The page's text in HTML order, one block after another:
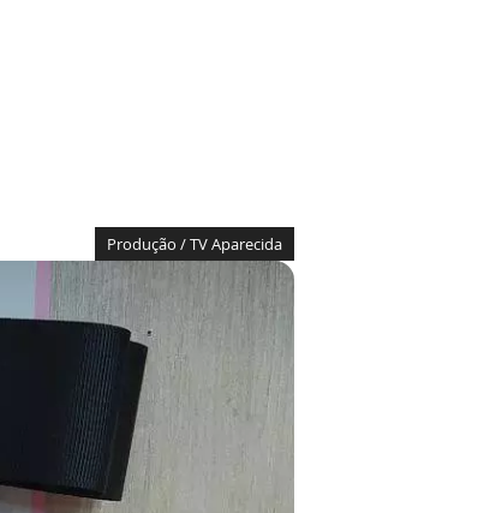
Produção / TV Aparecida